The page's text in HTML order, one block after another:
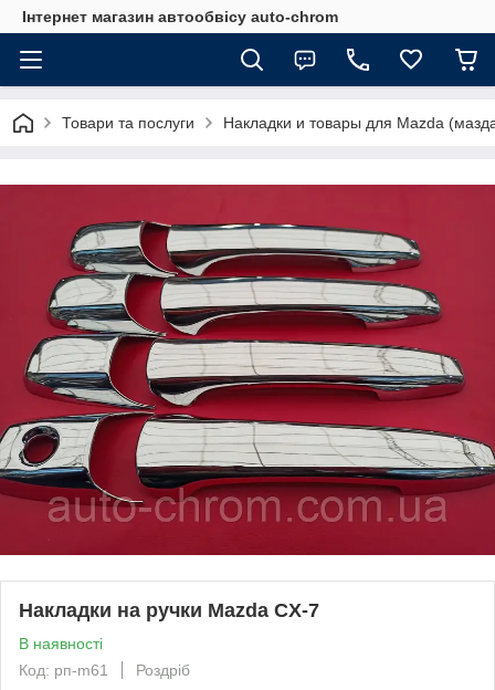
Інтернет магазин автообвісу auto-chrom
Товари та послуги Накладки и товары для Mazda
Накладки на ручки Mazda CX-7
В наявності
Код: рп-m61
Роздріб